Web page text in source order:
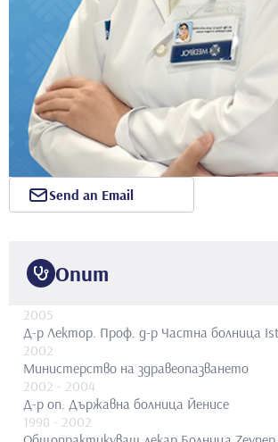
Опит
2005
Д-р Лектор. Проф. д-р Частна болница
2002
Министерство на здравеопазването
2002 - 2004
Д-р оп. Държавна болница Йенисе
1998 - 2002
Send an Email